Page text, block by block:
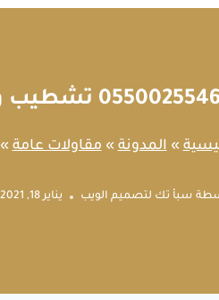
»المدونة»مقاولات عامة»
سبأ تك لتصميم الويب يناير 18, 2021